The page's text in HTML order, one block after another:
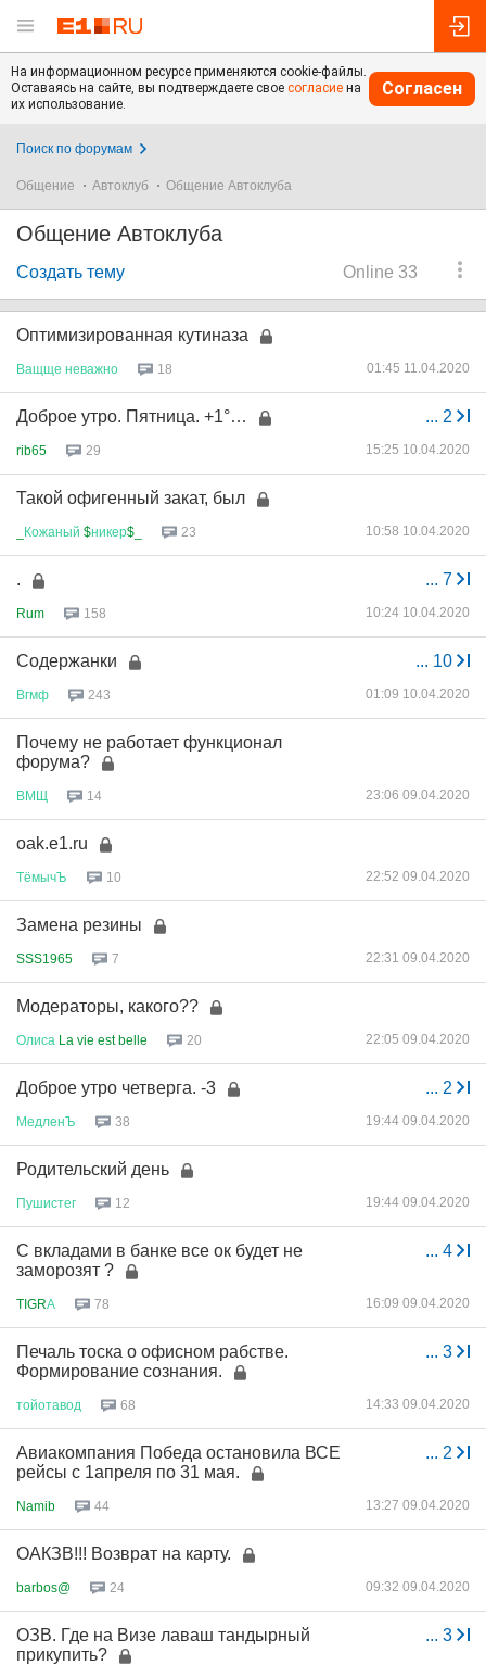
На информационном ресурсе применяются cookie-файлы.
Оставаясь на сайте, вы подтверждаете свое согласие на
их использование.
Согласен
Поиск по форумам
Общение Автоклуб Общение Автоклуба
Общение Автоклуба
Online 33
Создать тему
Оптимизированная кутиназа
Ващще неважно 18 01:45 11.04.2020
... 2
Доброе утро. Пятница. +1°…
rib65 29 15:25 10.04.2020
Такой офигенный закат, был
Кожаный $никер$_ 23 10:58 10.04.2020
... 7
.
Rum 158 10:24 10.04.2020
... 10
Содержанки
Вгмф 243 01:09 10.04.2020
Почему не работает функционал
форума?
ВМЩ 14 23:06 09.04.2020
oak.e1.ru
ТёмычЪ 10 22:52 09.04.2020
Замена резины
SSS1965 7 22:31 09.04.2020
Модераторы, какого??
Олиса La vie est belle 20 22:05 09.04.2020
... 2
Доброе утро четверга. -3
МедленЪ 38 19:44 09.04.2020
Родительский день
Пушистег 12 19:44 09.04.2020
... 4
С вкладами в банке все ок будет не
заморозят ?
TIGRА 78 16:09 09.04.2020
... 3
Печаль тоска о офисном рабстве.
Формирование сознания.
тойотавод 68 14:33 09.04.2020
... 2
Авиакомпания Победа остановила ВСЕ
рейсы с 1апреля по 31 мая.
Namib 44 13:27 09.04.2020
ОАКЗВ!!! Возврат на карту.
barbos@ 24 09:32 09.04.2020
... 3
ОЗВ. Где на Визе лаваш тандырный
прикупить?